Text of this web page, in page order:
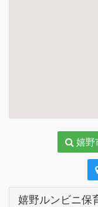
嬉野
嬉野ルンビニ保